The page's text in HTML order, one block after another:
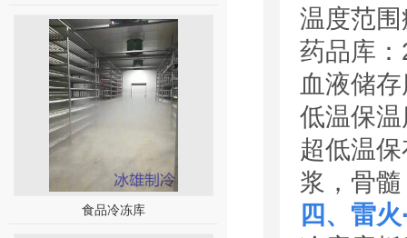
食品冷冻库
温度范
药品库
血液储
低温保
超低温
浆，骨
四、雷